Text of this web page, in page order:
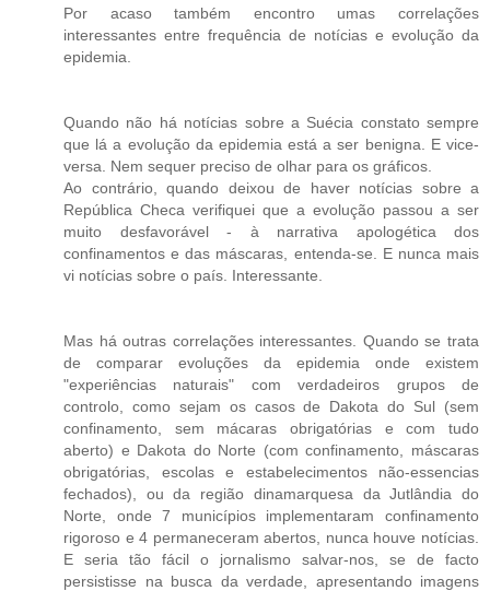
Por acaso também encontro umas correlações
interessantes entre frequência de notícias e evolução da
epidemia.
Quando não há notícias sobre a Suécia constato sempre
que lá a evolução da epidemia está a ser benigna. E vice-
versa. Nem sequer preciso de olhar para os gráficos.
Ao contrário, quando deixou de haver notícias sobre a
República Checa verifiquei que a evolução passou a ser
muito desfavorável - à narrativa apologética dos
confinamentos e das máscaras, entenda-se. E nunca mais
vi notícias sobre o país. Interessante.
Mas há outras correlações interessantes. Quando se trata
de comparar evoluções da epidemia onde existem
"experiências naturais" com verdadeiros grupos de
controlo, como sejam os casos de Dakota do Sul (sem
confinamento, sem mácaras obrigatórias e com tudo
aberto) e Dakota do Norte (com confinamento, máscaras
obrigatórias, escolas e estabelecimentos não-essencias
fechados), ou da região dinamarquesa da Jutlândia do
Norte, onde 7 municípios implementaram confinamento
rigoroso e 4 permaneceram abertos, nunca houve notícias.
E seria tão fácil o jornalismo salvar-nos, se de facto
persistisse na busca da verdade, apresentando imagens